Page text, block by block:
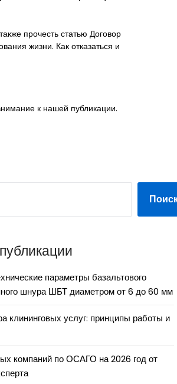
прочесть статью Договор
жизни. Как отказаться и
к нашей публикации.
параметры базальтового
шнура ШБТ диаметром от 6 до 60 мм
клининговых услуг: принципы работы и
компаний по ОСАГО на 2026 год от